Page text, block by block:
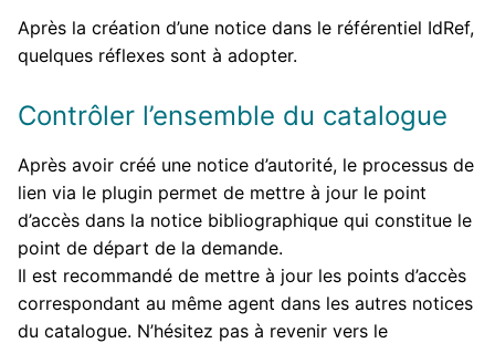
Après la création d’une notice dans le référentiel IdRef,
quelques réflexes sont à adopter.
Contrôler l’ensemble du catalogue
Après avoir créé une notice d’autorité, le processus de
lien via le plugin permet de mettre à jour le point
d’accès dans la notice bibliographique qui constitue le
point de départ de la demande.
Il est recommandé de mettre à jour les points d’accès
correspondant au même agent dans les autres notices
du catalogue. N’hésitez pas à revenir vers le